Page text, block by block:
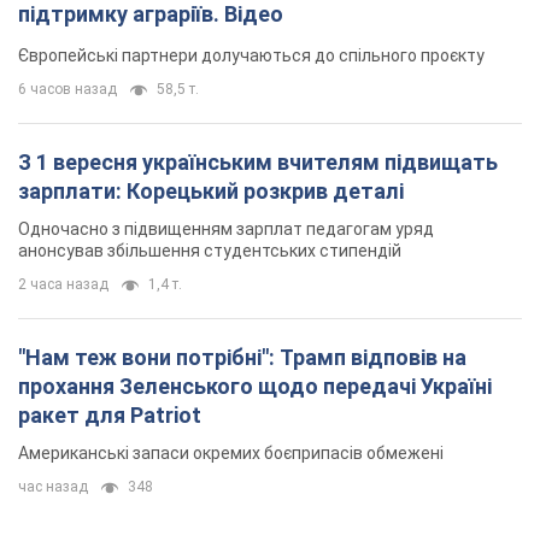
підтримку аграріїв. Відео
Європейські партнери долучаються до спільного проєкту
6 часов назад 58,5 т.
З 1 вересня українським вчителям підвищать
зарплати: Корецький розкрив деталі
Одночасно з підвищенням зарплат педагогам уряд
анонсував збільшення студентських стипендій
2 часа назад 1,4 т.
"Нам теж вони потрібні": Трамп відповів на
прохання Зеленського щодо передачі Україні
ракет для Patriot
Американські запаси окремих боєприпасів обмежені
час назад 348